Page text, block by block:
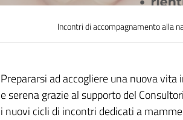
Incontri di accompagnamento alla
Prepararsi ad accogliere una nuova
e serena grazie al supporto del
i nuovi cicli di incontri dedicati a